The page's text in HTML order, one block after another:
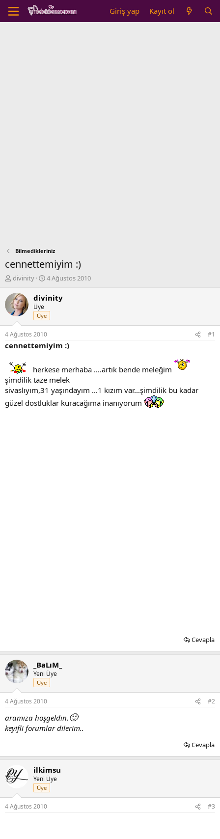
Giriş yap Kayıt ol
Bilmedikleriniz
cennettemiyim :)
K
n
b
u
y
u
b
a
l
a
t
a
n
divinity
B
ş
a
n
g
ı
ç
r
i
h
i
4 Ağustos 2010
divinity
Üye
Üye
4 Ağustos 2010 #1
cennettemiyim :)
herkese merhaba ....artık bende meleğim
şimdilik taze melek
sivaslıyım,31 yaşındayım ...1 kızım var...şimdilik bu kadar
güzel dostluklar kuracağıma inanıyorum
Cevapla
_BaLıM_
Yeni Üye
Üye
4 Ağustos 2010 #2
aramıza hoşgeldin. 🙂
keyifli forumlar dilerim..
Cevapla
ilkimsu
Yeni Üye
Üye
4 Ağustos 2010 #3